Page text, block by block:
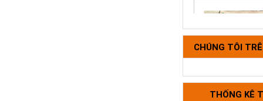
Bộ tựa lưng
CHÚNG TÔI
THỐNG KÊ